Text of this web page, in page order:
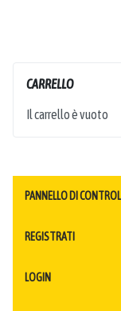
CARRELLO
Il carrello è vuoto
PANNELLO DI
REGISTRATI
LOGIN